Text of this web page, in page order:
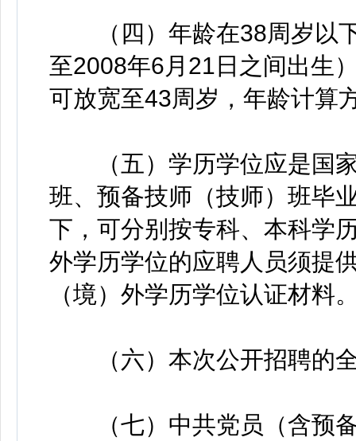
（四）年龄在38周岁以下
至2008年6月21日之间出生
可放宽至43周岁，年龄计算
（五）学历学位应是国家
班、预备技师（技师）班毕
下，可分别按专科、本科学
外学历学位的应聘人员须提
（境）外学历学位认证材料
（六）本次公开招聘的全
（七）中共党员（含预备